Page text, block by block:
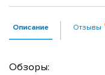
Описание Отзывы
Обзоры: